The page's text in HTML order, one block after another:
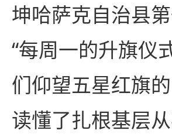
坤哈萨克自治县
“每周一的升旗仪
们仰望五星红旗
读懂了扎根基层